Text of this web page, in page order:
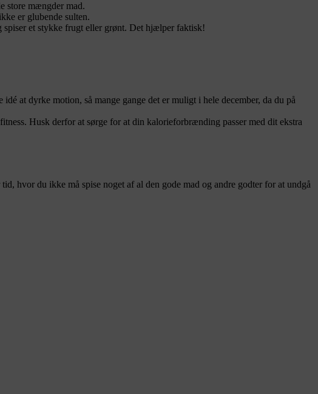
store mængder mad.
er glubende sulten.
spiser et stykke frugt eller grønt. Det hjælper faktisk!
at dyrke motion, så mange gange det er muligt i hele december, da du på
Husk derfor at sørge for at din kalorieforbrænding passer med dit ekstra
hvor du ikke må spise noget af al den gode mad og andre godter for at undgå